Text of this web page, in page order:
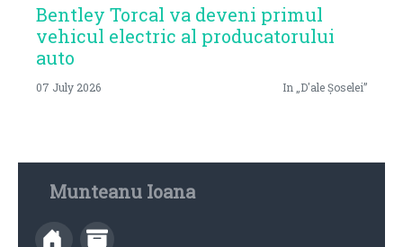
Bentley Torcal va deveni primul
vehicul electric al producatorului
auto
07 July 2026 In „D'ale Șoselei”
Munteanu Ioana